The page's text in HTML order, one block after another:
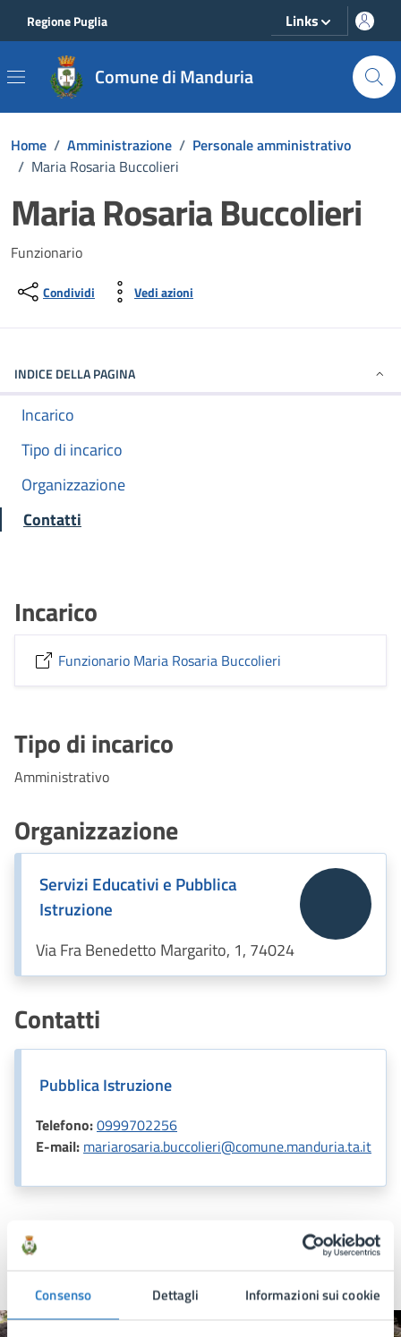
Consenso Dettagli Informazioni sui cookie
Regione Puglia Links
Comune di Manduria
Home / Amministrazione / Personale amministrativo
/ Maria Rosaria Buccolieri
Maria Rosaria Buccolieri
Funzionario
Condividi Vedi azioni
INDICE DELLA PAGINA
Incarico
Tipo di incarico
Organizzazione
Contatti
Incarico
Funzionario Maria Rosaria Buccolieri
Tipo di incarico
Amministrativo
Organizzazione
Servizi Educativi e Pubblica
Istruzione
Via Fra Benedetto Margarito, 1, 74024
Contatti
Pubblica Istruzione
Telefono:0999702256
E-mail: mariarosaria.buccolieri@comune.manduria.ta.it
Ultimo aggiornamento:05/02/2025, 14:49